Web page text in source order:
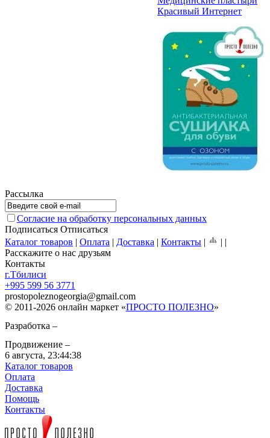
Красивый Интернет
Рассылка
Согласие на обработку персональных данных
Подписаться Отписаться
Каталог товаров | Оплата | Доставка | Контакты | | |
Расскажите о нас друзьям
Контакты
г.Тбилиси
+995 599 56 3771
prostopoleznogeorgia@gmail.com
© 2011-2026 онлайн маркет «ПРОСТО ПОЛЕЗНО»
Разработка –
Продвижение –
6 августа, 23:44:38
Каталог товаров
Оплата
Доставка
Помощь
Контакты